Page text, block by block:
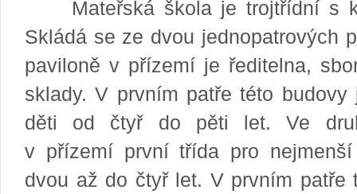
Mateřská školaRozbalit / skrýt
Přijímací řízení
Úhrada stravného
Úplata za předškolní vzdělávání v MŠ
Ekologické činnosti
Mateřská škola je trojtřídní s
Skládá se ze dvou jednopatrových
paviloně v přízemí je ředitelna,
sklady. V prvním patře této
děti od čtyř do pěti let. Ve
v přízemí první třída pro
dvou až do čtyř let. V prvním patře